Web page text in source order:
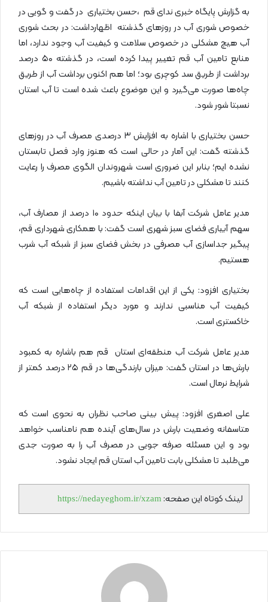
به گزارش پایگاه خبری ندای قم ،حسن بختیاری در گفت و گویی در
خصوص شوری آب در روز‌های گذشته اظهارداشت: در بحث شوری
آب هیچ مشکلی در خصوص سلامت و کیفیت آب وجود ندارد، اما
منابع تامین آب قم تغییر پیدا کرده است، در گذشته ۵۰ درصد
برداشت از طریق سد کوچری بود؛ اما هم اکنون برداشت آب از طریق
چاه‌ها صورت می‌گیرد و این موضوع باعث شده است تا آب استان
نسبتا شور شود.
حسن بختیاری با اشاره به افزایش ۳ درصدی مصرف آب در روز‌های
گذشته گفت: این آمار در حالی است که هنوز وارد فصل تابستان
نشده ایم؛ بنابر این ضروری است شهروندان الگوی مصرف را رعایت
کنند تا مشکلی در تامین آب نداشته باشیم.
مدیر عامل شرکت آبفا با بیان اینکه حدود ۱۰ درصد از مصارف آب،
سهم آبیاری فضای سبز شهری است گفت: با همکاری شهرداری قم،
پیگیر جداسازی آب مصرفی در بخش فضای سبز از شبکه آب شرب
هستیم.
بختیاری افزود: یکی از این اقدامات استفاده از چاه‌هایی است که
کیفیت آب مناسبی ندارند و مورد دیگر استفاده از شبکه آب
خاکستری است.
مدیر عامل شرکت آب منطقه‌ای استان قم هم باشاره به کمبود
بارش‌ها در استان گفت: میزان بارندگی‌ها در قم ۲۵ درصد کمتر از
شرایط نرمال است.
علی اصغری افزود: پیش بینی صاحب نظران به نحوی است که
متاسفانه وضعیت بارش در سال‌های آینده هم نامناسب خواهد
بود و این مسئله صرفه جویی در مصرف آب را به صورت جدی
می‌طلبد تا مشکلی بابت تامین آب استان قم ایجاد نشود.
لینک کوتاه این صفحه: https://nedayeghom.ir/xzam